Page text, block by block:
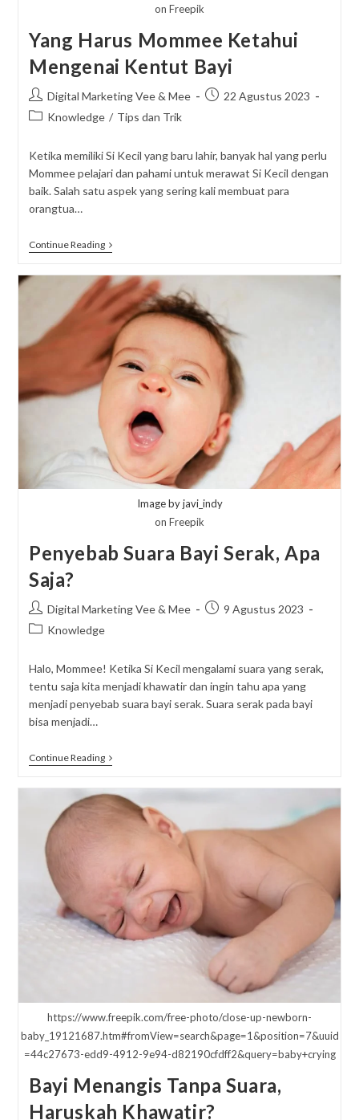
on Freepik
Yang Harus Mommee Ketahui
Mengenai Kentut Bayi
Post
author:
Digital Marketing Vee & Mee
Post22 Agustus 2023
PostKnowledge / Tips dan Trik
Ketika memiliki Si Kecil yang baru lahir, banyak hal yang perlu
Mommee pelajari dan pahami untuk merawat Si Kecil dengan
baik. Salah satu aspek yang sering kali membuat para
orangtua…
Continue ReadingYang
Harus
Ketahui
Mengenai
Kentut
Bayi
Image by javi_indy
on Freepik
Penyebab Suara Bayi Serak, Apa
Saja?
Post
author:
Digital Marketing Vee & Mee
Post9 Agustus 2023
PostKnowledge
Halo, Mommee! Ketika Si Kecil mengalami suara yang serak,
tentu saja kita menjadi khawatir dan ingin tahu apa yang
menjadi penyebab suara bayi serak. Suara serak pada bayi
bisa menjadi…
Continue ReadingPenyebab
Suara
Serak,
Apa
Saja?
https://www.freepik.com/free-photo/close-up-newborn-
baby_19121687.htm#fromView=search&page=1&position=7&uuid
=44c27673-edd9-4912-9e94-d82190cfdff2&query=baby+crying
Bayi Menangis Tanpa Suara,
Haruskah Khawatir?